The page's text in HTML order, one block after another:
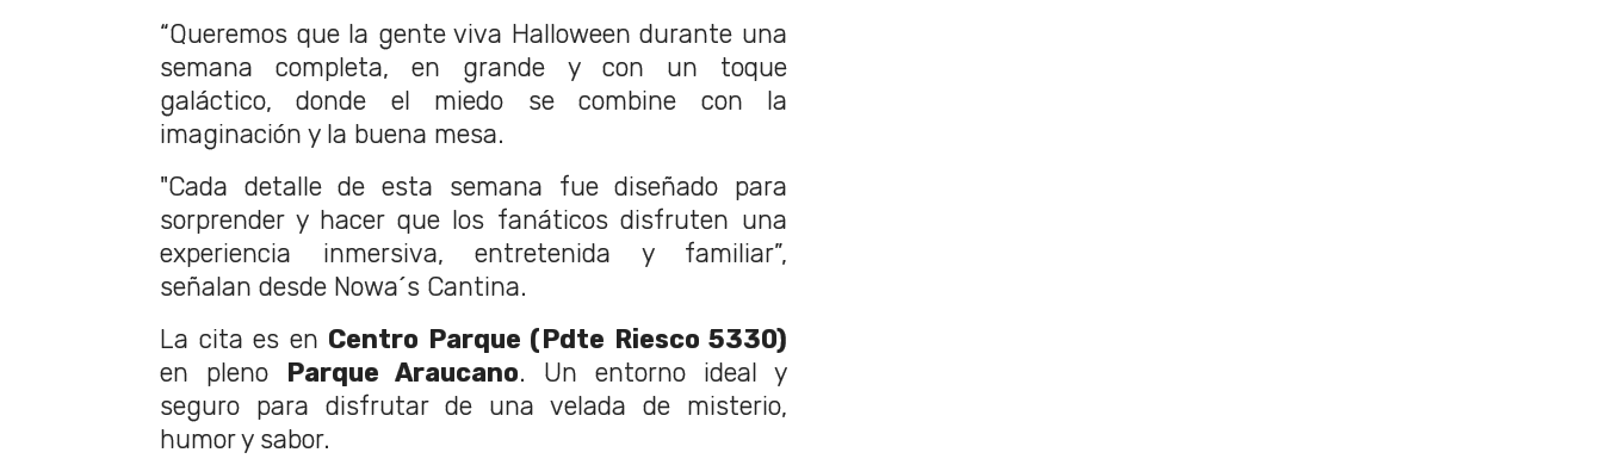
“Queremos que la gente viva Halloween durante una
semana completa, en grande y con un toque
galáctico, donde el miedo se combine con la
imaginación y la buena mesa.
"Cada detalle de esta semana fue diseñado para
sorprender y hacer que los fanáticos disfruten una
experiencia inmersiva, entretenida y familiar”,
señalan desde Nowa´s Cantina.
La cita es en Centro Parque (Pdte Riesco 5330)
en pleno
Parque Araucano. Un entorno ideal y
seguro para disfrutar de una velada de misterio,
humor y sabor.